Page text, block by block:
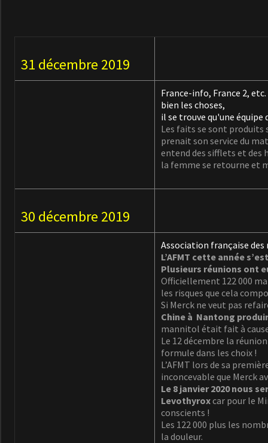
31 décembre 2019
France-info, France 2, etc.
bien les choses,
il se trouve qu'une
Les faits se sont produits
prenait son service du
entend des sifflets et des
la femme se retourne et
30 décembre 2019
Association française
L’AFMT cette année
Plusieurs réunions ont
Officiellement 122 000
les risques que cela
Si Merck ne veut pas
Chine à Nantong
mannitol était fait à
Le 12 décembre la
formule dans les choix !
L’AFMT lors de sa
inconcevable que Merck
Le 8 janvier 2020 nous
Levothyroxcar pour le
conscients !
Les 122 000 plus les
la douleur.